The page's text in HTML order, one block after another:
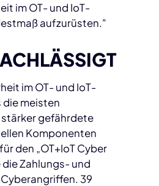
im OT- und IoT-
aufzurüsten."
im OT- und IoT-
die meisten
gefährdete
Komponenten
den „OT+IoT Cyber
Zahlungs- und
39